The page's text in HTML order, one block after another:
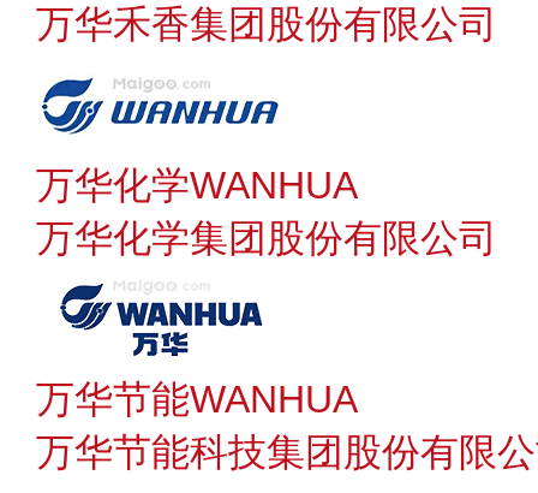
万华禾香集团股份有限公司
万华化学WANHUA
万华化学集团股份有限公司
万华节能WANHUA
万华节能科技集团股份有限